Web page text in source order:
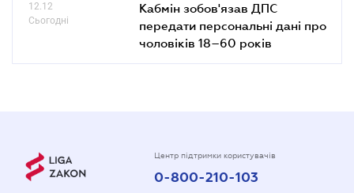
12.12
Сьогодні
Кабмін зобов'язав ДПС
передати персональні дані про
чоловіків 18–60 років
Центр підтримки користувачів
0-800-210-103